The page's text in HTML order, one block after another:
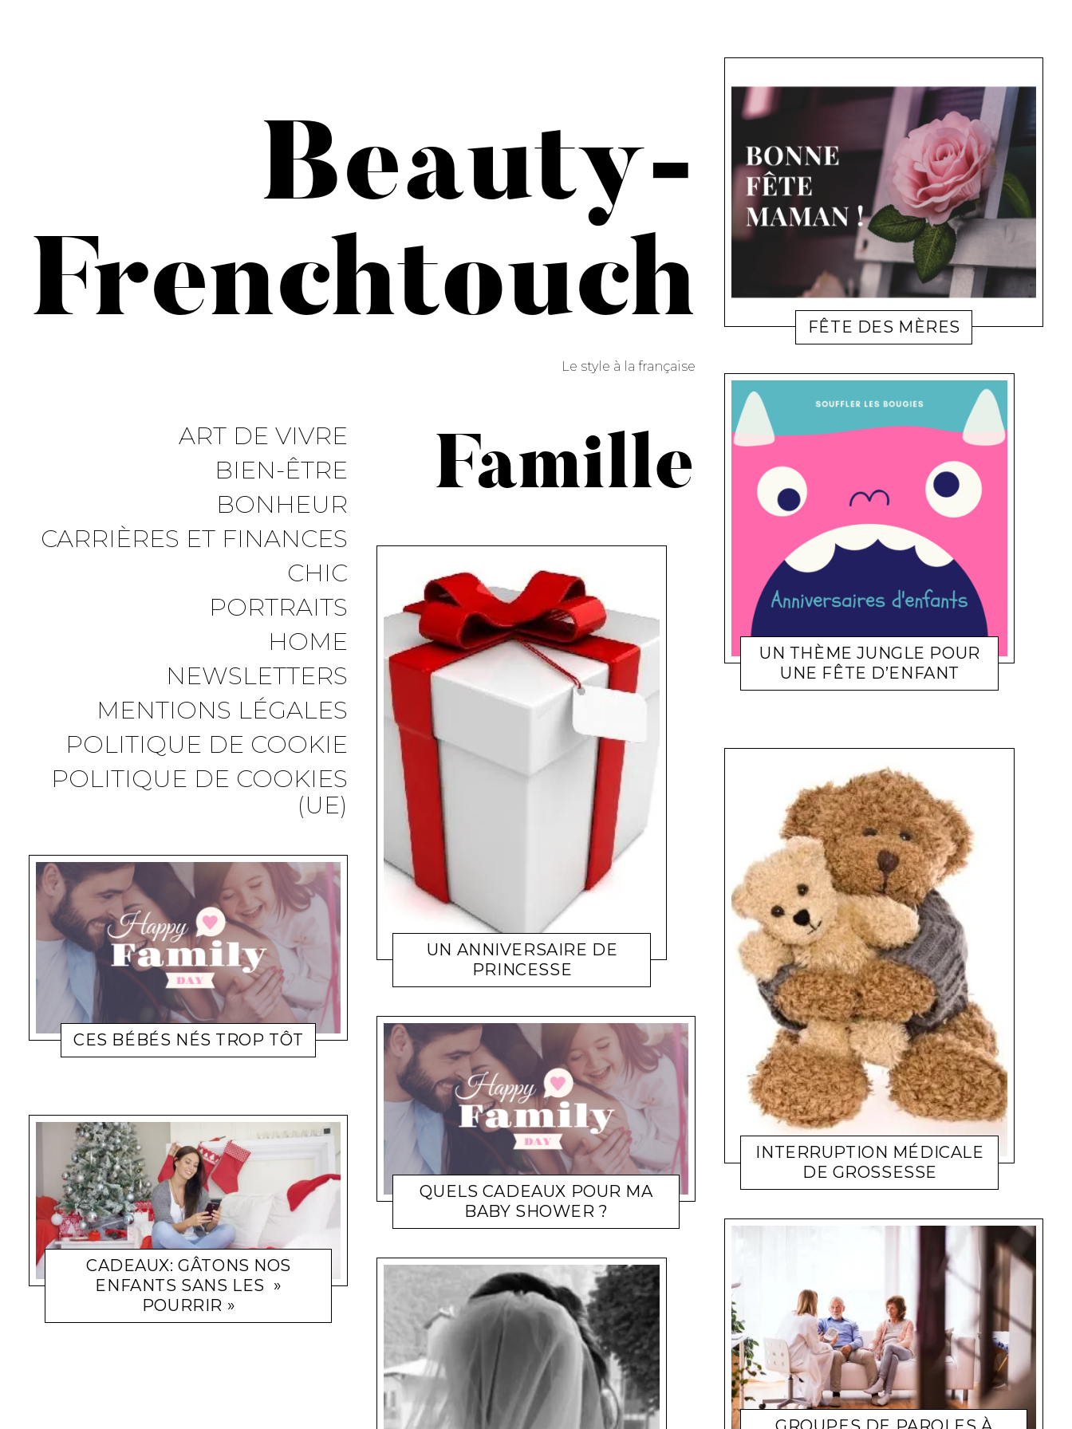
Beauty-
Frenchtouch
Le style à la française
ART DE VIVRE
BIEN-ÊTRE
BONHEUR
CARRIÈRES ET FINANCES
CHIC
PORTRAITS
HOME
NEWSLETTERS
MENTIONS LÉGALES
POLITIQUE DE COOKIE
POLITIQUE DE COOKIES
(UE)
CES BÉBÉS NÉS TROP TÔT
FAMILLE JENNIFER 20 MARS 2012
CADEAUX: GÂTONS NOS
ENFANTS SANS LES »
POURRIR »
JENNIFER 19 JANVIER 2012
Famille
UN ANNIVERSAIRE DE
PRINCESSE
ELENA572002 23 AVRIL 2014
QUELS CADEAUX POUR MA
BABY SHOWER ?
FAMILLE ELENA572002 17 OCTOBRE 2012
FÊTE DES MÈRES
FAMILLE CORINNE 8 MAI 2019
UN THÈME JUNGLE POUR
UNE FÊTE D’ENFANT
FAMILLE ELENA572002 8 MAI 2013
INTERRUPTION MÉDICALE
DE GROSSESSE
FAMILLE CORINNE 29 JUIN 2012